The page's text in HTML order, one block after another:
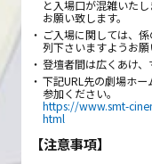
と入場口が混雑いた
お願い致します。
ご入場に関しては、
列下さいますようお願
登壇者間は広くあけ、
下記URL先の劇場ホ
参加ください。
https://www.smt-
html
【注意事項】